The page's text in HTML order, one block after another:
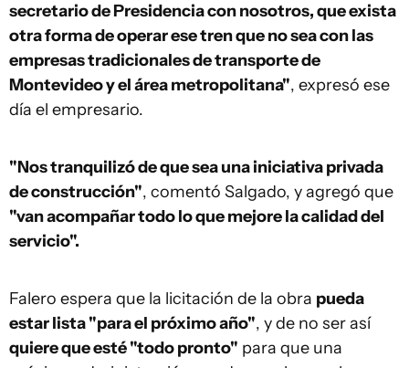
secretario de Presidencia con nosotros, que exista
otra forma de operar ese tren que no sea con las
empresas tradicionales de transporte de
Montevideo y el área metropolitana", expresó ese
día el empresario.
"Nos tranquilizó de que sea una iniciativa privada
de construcción", comentó Salgado, y agregó que
"van acompañar todo lo que mejore la calidad del
servicio".
Falero espera que la licitación de la obra pueda
estar lista "para el próximo año", y de no ser así
quiere que esté "todo pronto" para que una